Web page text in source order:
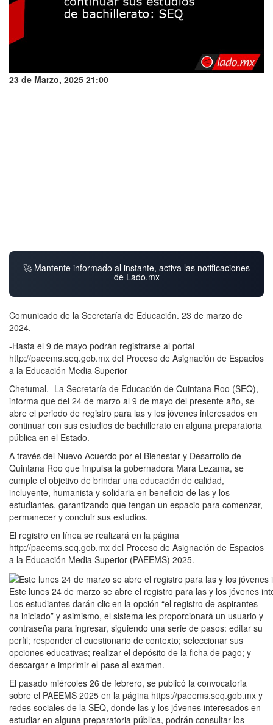
23 de Marzo, 2025 21:00
🚀 Mantente informado al instante, activa las notificaciones
de Lado.mx
Comunicado de la Secretaría de Educación. 23 de marzo de
2024.
-Hasta el 9 de mayo podrán registrarse al portal
http://paeems.seq.gob.mx del Proceso de Asignación de Espacios
a la Educación Media Superior
Chetumal.- La Secretaría de Educación de Quintana Roo (SEQ),
informa que del 24 de marzo al 9 de mayo del presente año, se
abre el periodo de registro para las y los jóvenes interesados en
continuar con sus estudios de bachillerato en alguna preparatoria
pública en el Estado.
A través del Nuevo Acuerdo por el Bienestar y Desarrollo de
Quintana Roo que impulsa la gobernadora Mara Lezama, se
cumple el objetivo de brindar una educación de calidad,
incluyente, humanista y solidaria en beneficio de las y los
estudiantes, garantizando que tengan un espacio para comenzar,
permanecer y concluir sus estudios.
El registro en línea se realizará en la página
http://paeems.seq.gob.mx del Proceso de Asignación de Espacios
a la Educación Media Superior (PAEEMS) 2025.
Este lunes 24 de marzo se abre el registro para las y los jóvenes
Los estudiantes darán clic en la opción “el registro de aspirantes
ha iniciado” y asimismo, el sistema les proporcionará un usuario y
contraseña para ingresar, siguiendo una serie de pasos: editar su
perfil; responder el cuestionario de contexto; seleccionar sus
opciones educativas; realizar el depósito de la ficha de pago; y
descargar e imprimir el pase al examen.
El pasado miércoles 26 de febrero, se publicó la convocatoria
sobre el PAEEMS 2025 en la página https://paeems.seq.gob.mx y
redes sociales de la SEQ, donde las y los jóvenes interesados en
estudiar en alguna preparatoria pública, podrán consultar los